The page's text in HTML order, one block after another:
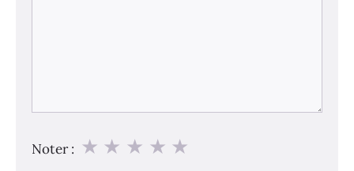
Noter : ★
★
★
★
★